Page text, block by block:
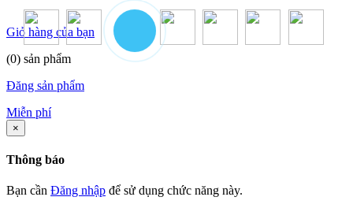
Giỏ hàng của bạn
(0) sản phẩm
Đăng sản phẩm
Miễn phí
×
Thông báo
Bạn cần Đăng nhập để sử dụng chức năng này.